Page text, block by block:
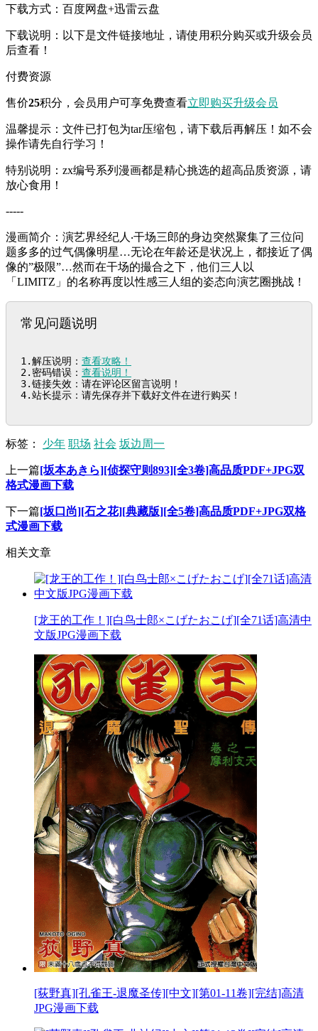
下载方式：百度网盘+迅雷云盘
下载说明：以下是文件链接地址，请使用积分购买或升级会员
后查看！
付费资源
售价25积分 ，会员用户可享免费查看立即购买升级会员
温馨提示：文件已打包为tar压缩包，请下载后再解压！如不会
操作请先自行学习！
特别说明：zx编号系列漫画都是精心挑选的超高品质资源，请
放心食用！
-----
漫画简介：演艺界经纪人‧干场三郎的身边突然聚集了三位问
题多多的过气偶像明星…无论在年龄还是状况上，都接近了偶
像的”极限”…然而在干场的撮合之下，他们三人以
「LIMITZ」的名称再度以性感三人组的姿态向演艺圈挑战！
常见问题说明
1.解压说明： 查看攻略！
2.密码错误： 查看说明！
3.链接失效：请在评论区留言说明！
4.站长提示：请先保存并下载好文件在进行购买！
标签： 少年 职场 社会 坂边周一
上一篇[坂本あきら][侦探守则893][全3卷]高品质PDF+JPG双
格式漫画下载
下一篇[坂口尚][石之花][典藏版][全5卷]高品质PDF+JPG双格
式漫画下载
相关文章
[龙王的工作！][白鸟士郎×こげたおこげ][全71话]高清中
文版JPG漫画下载
[荻野真][孔雀王-退魔圣传][中文][第01-11卷][完结]高清
JPG漫画下载